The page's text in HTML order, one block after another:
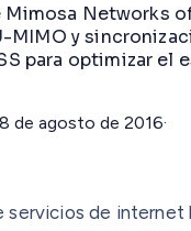
Mimosa Networks
MIMO y
para optimizar el
de agosto de 2016·
servicios de internet